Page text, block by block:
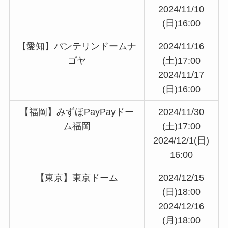
2024/11/10
(日)16:00
【愛知】バンテリンドームナ
ゴヤ
2024/11/16
(土)17:00
2024/11/17
(日)16:00
【福岡】みずほPayPayドー
ム福岡
2024/11/30
(土)17:00
2024/12/1(日)
16:00
【東京】東京ドーム
2024/12/15
(日)18:00
2024/12/16
(月)18:00